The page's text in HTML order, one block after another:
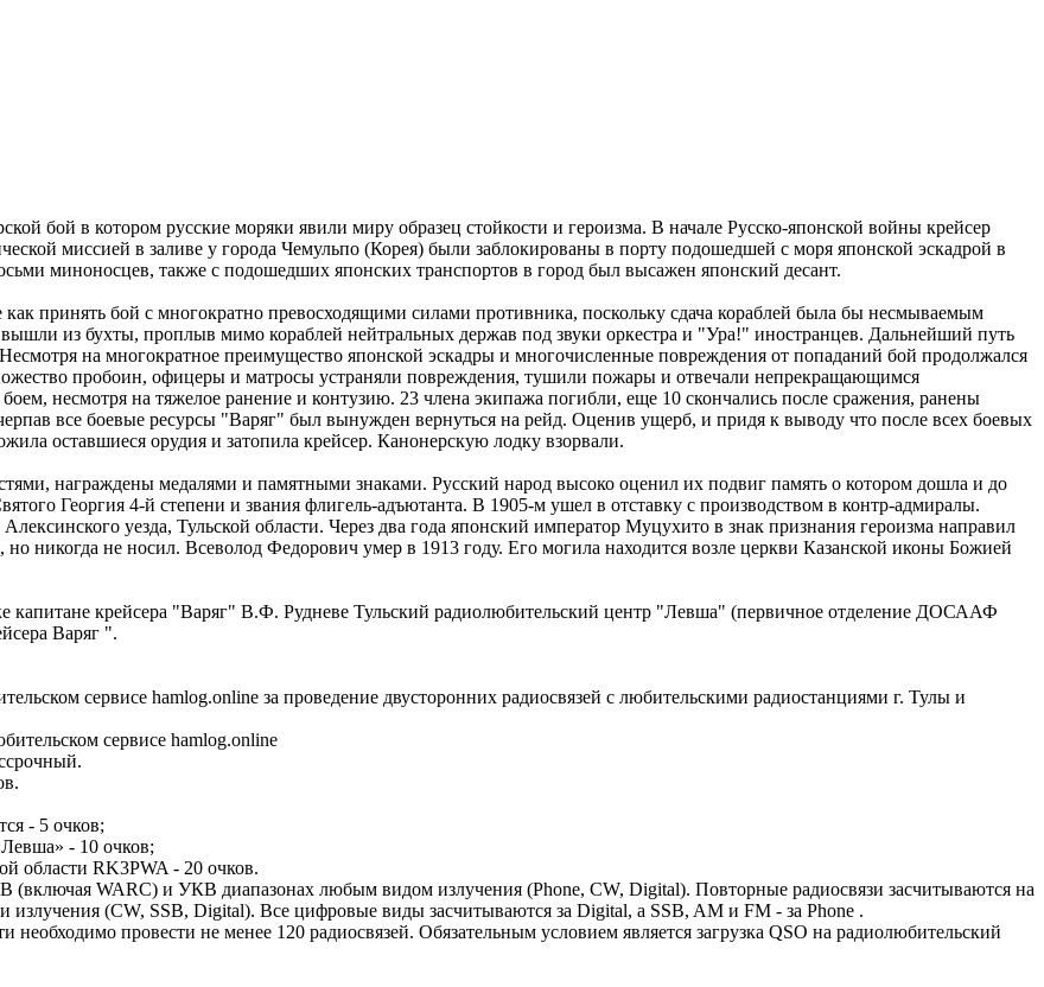
бой в котором русские моряки явили миру образец стойкости и героизма. В начале Русско-японской войны крейсер
миссией в заливе у города Чемульпо (Корея) были заблокированы в порту подошедшей с моря японской эскадрой в
миноносцев, также с подошедших японских транспортов в город был высажен японский десант.
принять бой с многократно превосходящими силами противника, поскольку сдача кораблей была бы несмываемым
из бухты, проплыв мимо кораблей нейтральных держав под звуки оркестра и "Ура!" иностранцев. Дальнейший путь
на многократное преимущество японской эскадры и многочисленные повреждения от попаданий бой продолжался
пробоин, офицеры и матросы устраняли повреждения, тушили пожары и отвечали непрекращающимся
несмотря на тяжелое ранение и контузию. 23 члена экипажа погибли, еще 10 скончались после сражения, ранены
все боевые ресурсы "Варяг" был вынужден вернуться на рейд. Оценив ущерб, и придя к выводу что после всех боевых
оставшиеся орудия и затопила крейсер. Канонерскую лодку взорвали.
награждены медалями и памятными знаками. Русский народ высоко оценил их подвиг память о котором дошла и до
Георгия 4-й степени и звания флигель-адъютанта. В 1905-м ушел в отставку с производством в контр-адмиралы.
уезда, Тульской области. Через два года японский император Муцухито в знак признания героизма направил
никогда не носил. Всеволод Федорович умер в 1913 году. Его могила находится возле церкви Казанской иконы Божией
капитане крейсера "Варяг" В.Ф. Рудневе Тульский радиолюбительский центр "Левша" (первичное отделение ДОСААФ
Варяг ".
сервисе hamlog.online за проведение двусторонних радиосвязей с любительскими радиостанциями г. Тулы и
сервисе hamlog.online
- 5 очков;
- 10 очков;
области RK3PWA - 20 очков.
(включая WARC) и УКВ диапазонах любым видом излучения (Phone, CW, Digital). Повторные радиосвязи засчитываются на
(CW, SSB, Digital). Все цифровые виды засчитываются за Digital, а SSB, AM и FM - за Phone .
провести не менее 120 радиосвязей. Обязательным условием является загрузка QSO на радиолюбительский